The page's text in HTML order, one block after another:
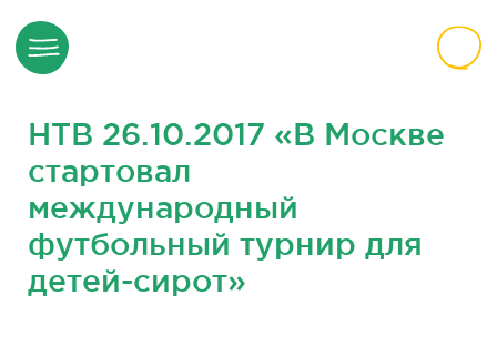
НТВ 26.10.2017 «В Москве
стартовал
международный
футбольный турнир для
детей-сирот»